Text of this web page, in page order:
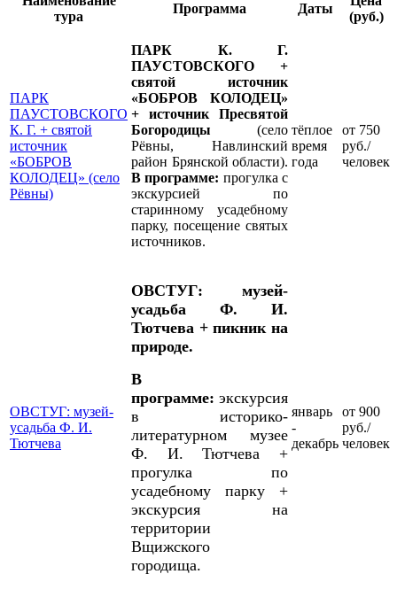
тура
Программа Даты
(руб.)
ПАРК
ПАУСТОВСКОГО
К. Г. + святой
источник
«БОБРОВ
КОЛОДЕЦ» (село
Рёвны)
ПАРК К. Г.
ПАУСТОВСКОГО +
святой источник
«БОБРОВ КОЛОДЕЦ»
+ источник Пресвятой
Богородицы (село
Рёвны, Навлинский
район Брянской области).
В программе: прогулка с
экскурсией по
старинному усадебному
парку, посещение святых
источников.
тёплое
время
года
от 750
руб./
человек
ОВСТУГ: музей-
усадьба Ф. И.
Тютчева
ОВСТУГ: музей-
усадьба Ф. И.
Тютчева + пикник на
природе.
В
программе: экскурсия
в историко-
литературном музее
Ф. И. Тютчева +
прогулка по
усадебному парку +
экскурсия на
территории
Вщижского
городища.
январь
-
декабрь
от 900
руб./
человек